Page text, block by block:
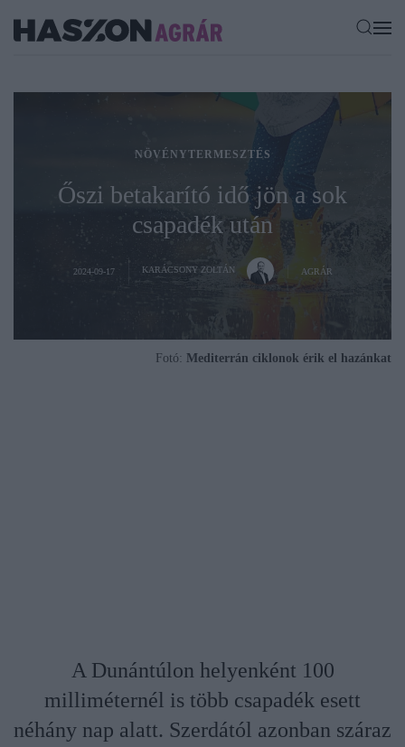
NÖVÉNYTERMESZTÉS
Őszi betakarító idő jön a sok
csapadék után
2024-09-17 KARÁCSONY ZOLTÁN AGRÁR
Fotó: Mediterrán ciklonok érik el hazánkat
A Dunántúlon helyenként 100
milliméternél is több csapadék esett
néhány nap alatt. Szerdától azonban száraz